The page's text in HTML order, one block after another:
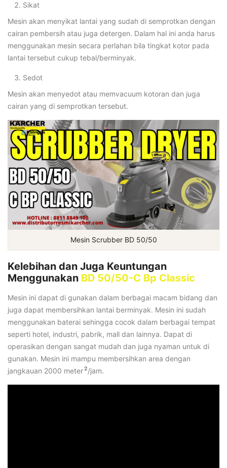
Sikat
Mesin akan menyikat lantai yang sudah di semprotkan dengan
cairan pembersih atau juga detergen. Dalam hal ini anda harus
menggunakan mesin secara perlahan bila tingkat kotor pada
lantai tersebut cukup tebal/berminyak.
Sedot
Mesin akan menyedot atau memvacuum kotoran dan juga
cairan yang di semprotkan tersebut.
Mesin Scrubber BD 50/50
Kelebihan dan Juga Keuntungan
Menggunakan BD 50/50-C Bp Classic
Mesin ini dapat di gunakan dalam berbagai macam bidang dan
juga dapat membersihkan lantai berminyak. Mesin ini sudah
menggunakan baterai sehingga cocok dalam berbagai tempat
seperti hotel, industri, pabrik, mall dan lainnya. Dapat di
operasikan dengan sangat mudah dan juga nyaman untuk di
gunakan. Mesin ini mampu membersihkan area dengan
jangkauan 2000 meter2/jam.